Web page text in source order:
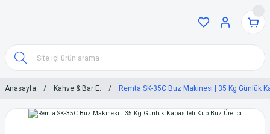
Anasayfa Kahve & Bar E. Remta SK-35C Buz Makinesi | 35 Kg Günlük